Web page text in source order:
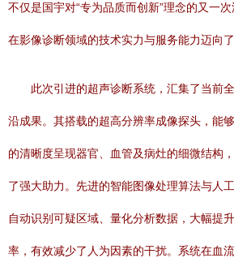
不仅是国宇对“专为品质而创新”理念的又一
在影像诊断领域的技术实力与服务能力迈向
此次引进的超声诊断系统，汇集了当前
沿成果。其搭载的超高分辨率成像探头，能
的清晰度呈现器官、血管及病灶的细微结构
了强大助力。先进的智能图像处理算法与人
自动识别可疑区域、量化分析数据，大幅提
率，有效减少了人为因素的干扰。系统在血